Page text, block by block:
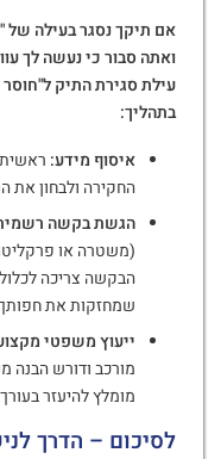
אם תיקך נסגר בעילה של
ואתה סבור כי נעשה לך
עילת סגירת התיק
בתהליך:
איסוף מידע:
החקירה ולבחון את
הגשת בקשה
(משטרה או
הבקשה צריכה
שמחזקות את
ייעוץ משפטי
מורכב ודורש הבנה
מומלץ להיעזר
לסיכום – הדרך